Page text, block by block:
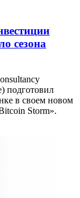
сезона
подготовил
в своем новом
Storm».